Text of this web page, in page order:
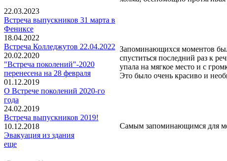
22.03.2023
Встреча выпускников 31 марта в
Фениксе
18.04.2022
Встреча Колледжутов 22.04.2022
20.02.2020
"Встреча поколений"-2020
перенесена на 28 февраля
01.12.2019
О Встрече поколений 2020-го
года
24.02.2019
Встреча выпускников 2019!
10.12.2018
Эвакуация из здания
еще
Запоминающихся моментов
спуститься последний раз к
упала на мягкое место и с
Это было очень красиво и
Самым запоминающимся для